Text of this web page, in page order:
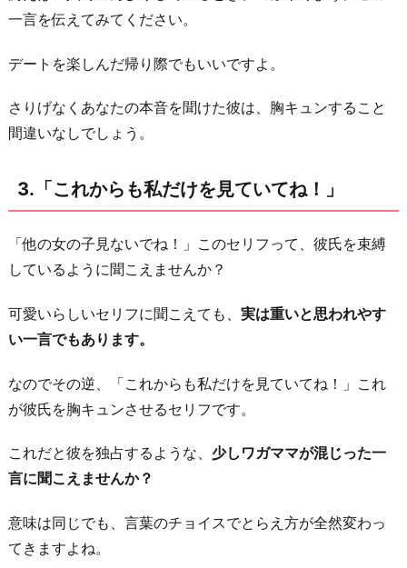
6.
好
だ
よ！」
お
に
一言を伝えてみてください。
デートを楽しんだ帰り際でもいいですよ。
さりげなくあなたの本音を聞けた彼は、胸キュンすること
間違いなしでしょう。
3.「これからも私だけを見ていてね！」
「他の女の子見ないでね！」このセリフって、彼氏を束縛
しているように聞こえませんか？
可愛いらしいセリフに聞こえても、 実は重いと思われやす
い一言でもあります。
なのでその逆、「これからも私だけを見ていてね！」これ
が彼氏を胸キュンさせるセリフです。
これだと彼を独占するような、 少しワガママが混じった一
言に聞こえませんか？
意味は同じでも、言葉のチョイスでとらえ方が全然変わっ
てきますよね。